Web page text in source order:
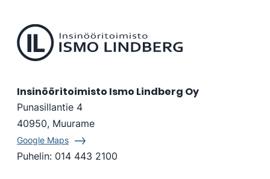
Insinööritoimisto Ismo Lindberg Oy
Punasillantie 4
40950, Muurame
Google Maps
Puhelin: 014 443 2100